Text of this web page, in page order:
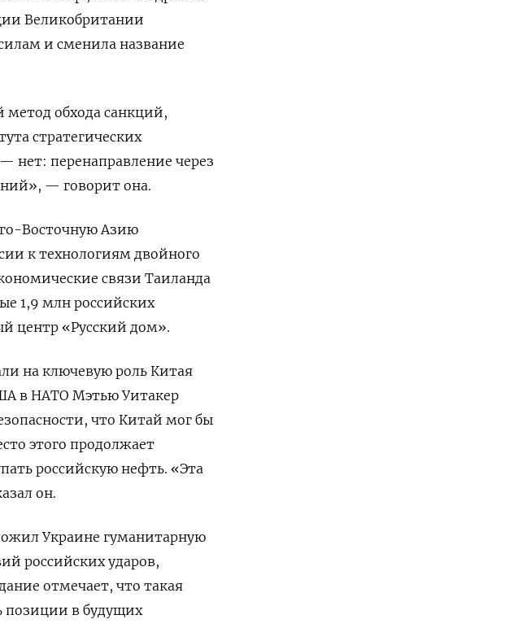
Великобритании
и сменила название
обхода санкций,
стратегических
нет: перенаправление через
— говорит она.
Восточную Азию
к технологиям двойного
связи Таиланда
1,9 млн российских
центр «Русский дом».
на ключевую роль Китая
в НАТО Мэтью Уитакер
что Китай мог бы
этого продолжает
российскую нефть. «Эта
он.
Украине гуманитарную
российских ударов,
отмечает, что такая
позиции в будущих